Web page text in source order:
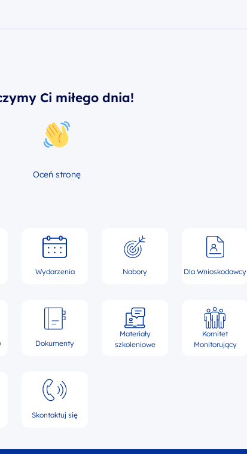
Ci miłego dnia!
Oceń stronę
Wydarzenia Nabory Dla Wnioskodawcy
Dokumenty
Materiały
szkoleniowe
Komitet
Monitorujący
Skontaktuj się